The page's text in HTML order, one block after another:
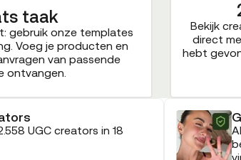
taak
gebruik onze templates
Voeg je producten en
van passende
ontvangen.
Bekijk
direct
hebt
UGC creators in 18